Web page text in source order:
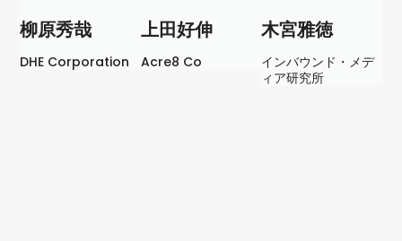
柳原秀哉
DHE Corporation
上田好伸
Acre8 Co
木宮雅徳
インバウンド・メデ
ィア研究所